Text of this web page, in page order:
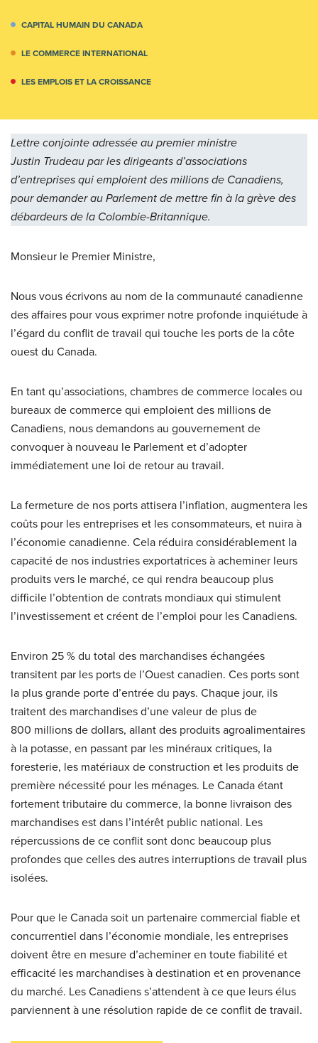
CAPITAL HUMAIN DU CANADA
LE COMMERCE INTERNATIONAL
LES EMPLOIS ET LA CROISSANCE
Lettre conjointe adressée au premier ministre
Justin Trudeau par les dirigeants d’associations
d’entreprises qui emploient des millions de Canadiens,
pour demander au Parlement de mettre fin à la grève des
débardeurs de la Colombie-Britannique.
Monsieur le Premier Ministre,
Nous vous écrivons au nom de la communauté canadienne
des affaires pour vous exprimer notre profonde inquiétude à
l’égard du conflit de travail qui touche les ports de la côte
ouest du Canada.
En tant qu’associations, chambres de commerce locales ou
bureaux de commerce qui emploient des millions de
Canadiens, nous demandons au gouvernement de
convoquer à nouveau le Parlement et d’adopter
immédiatement une loi de retour au travail.
La fermeture de nos ports attisera l’inflation, augmentera les
coûts pour les entreprises et les consommateurs, et nuira à
l’économie canadienne. Cela réduira considérablement la
capacité de nos industries exportatrices à acheminer leurs
produits vers le marché, ce qui rendra beaucoup plus
difficile l’obtention de contrats mondiaux qui stimulent
l’investissement et créent de l’emploi pour les Canadiens.
Environ 25 % du total des marchandises échangées
transitent par les ports de l’Ouest canadien. Ces ports sont
la plus grande porte d’entrée du pays. Chaque jour, ils
traitent des marchandises d’une valeur de plus de
800 millions de dollars, allant des produits agroalimentaires
à la potasse, en passant par les minéraux critiques, la
foresterie, les matériaux de construction et les produits de
première nécessité pour les ménages. Le Canada étant
fortement tributaire du commerce, la bonne livraison des
marchandises est dans l’intérêt public national. Les
répercussions de ce conflit sont donc beaucoup plus
profondes que celles des autres interruptions de travail plus
isolées.
Pour que le Canada soit un partenaire commercial fiable et
concurrentiel dans l’économie mondiale, les entreprises
doivent être en mesure d’acheminer en toute fiabilité et
efficacité les marchandises à destination et en provenance
du marché. Les Canadiens s’attendent à ce que leurs élus
parviennent à une résolution rapide de ce conflit de travail.